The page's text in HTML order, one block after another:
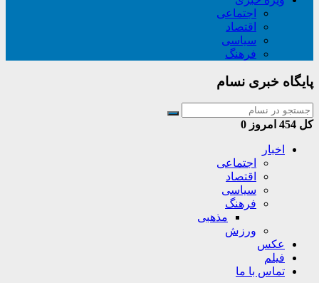
اجتماعی
اقتصاد
سیاسی
فرهنگ
پایگاه خبری نسام
کل امروز 0
اخبار
اجتماعی
اقتصاد
سیاسی
فرهنگ
مذهبی
ورزش
عکس
فیلم
تماس با ما